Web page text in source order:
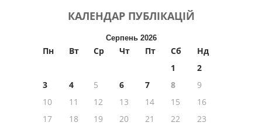
КАЛЕНДАР ПУБЛІКАЦІЙ
Серпень 2026
Пн Вт Ср Чт Пт Сб
Нд
1
2
3
4 5 6 7 8
9
10
11 12 13 14 15
16
17
18 19 20 21 22
23